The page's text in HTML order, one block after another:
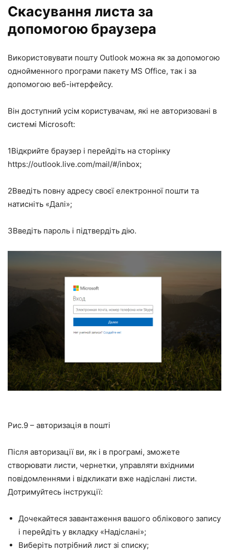
Скасування листа за
допомогою браузера
Використовувати пошту Outlook можна як за допомогою
однойменного програми пакету MS Office, так і за
допомогою веб-інтерфейсу.
Він доступний усім користувачам, які не авторизовані в
системі Microsoft:
1Відкрийте браузер і перейдіть на сторінку
https://outlook.live.com/mail/#/inbox;
2Введіть повну адресу своєї електронної пошти та
натисніть «Далі»;
3Введіть пароль і підтвердіть дію.
Рис.9 – авторизація в пошті
Після авторизації ви, як і в програмі, зможете
створювати листи, чернетки, управляти вхідними
повідомленнями і відкликати вже надіслані листи.
Дотримуйтесь інструкції:
Дочекайтеся завантаження вашого облікового запису
і перейдіть у вкладку «Надіслані»;
Виберіть потрібний лист зі списку;